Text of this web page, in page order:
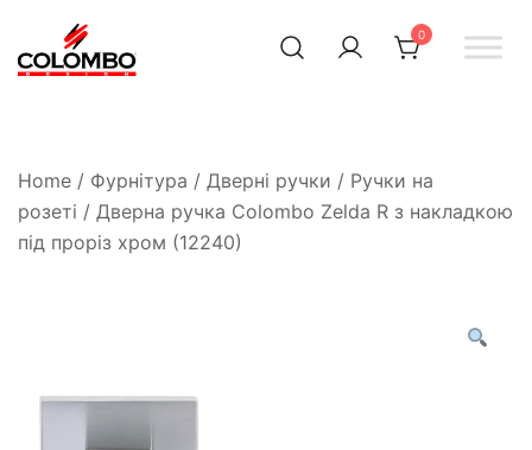
0
Home / Фурнітура / Дверні ручки / Ручки на
розеті / Дверна ручка Colombo Zelda R з накладкою
під проріз хром (12240)